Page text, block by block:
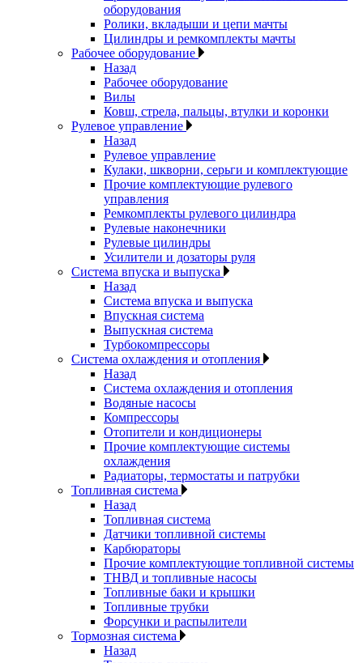
оборудования
Ролики, вкладыши и цепи мачты
Цилиндры и ремкомплекты мачты
Рабочее оборудование
Назад
Рабочее оборудование
Вилы
Ковш, стрела, пальцы, втулки и коронки
Рулевое управление
Назад
Рулевое управление
Кулаки, шкворни, серьги и комплектующие
Прочие комплектующие рулевого
управления
Ремкомплекты рулевого цилиндра
Рулевые наконечники
Рулевые цилиндры
Усилители и дозаторы руля
Система впуска и выпуска
Назад
Система впуска и выпуска
Впускная система
Выпускная система
Турбокомпрессоры
Система охлаждения и отопления
Назад
Система охлаждения и отопления
Водяные насосы
Компрессоры
Отопители и кондиционеры
Прочие комплектующие системы
охлаждения
Радиаторы, термостаты и патрубки
Топливная система
Назад
Топливная система
Датчики топливной системы
Карбюраторы
Прочие комплектующие топливной системы
ТНВД и топливные насосы
Топливные баки и крышки
Топливные трубки
Форсунки и распылители
Тормозная система
Назад